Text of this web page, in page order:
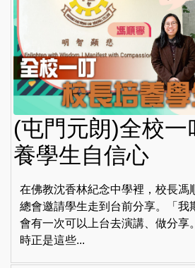
(屯門元朗)全校一
養學生自信心
在佛教沈香林紀念中學裡，校長
總會邀請學生走到台前分享。「我
會有一次可以上台去演講、做分享
時正是這些...